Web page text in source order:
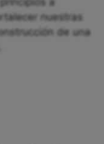
nuestras
de una